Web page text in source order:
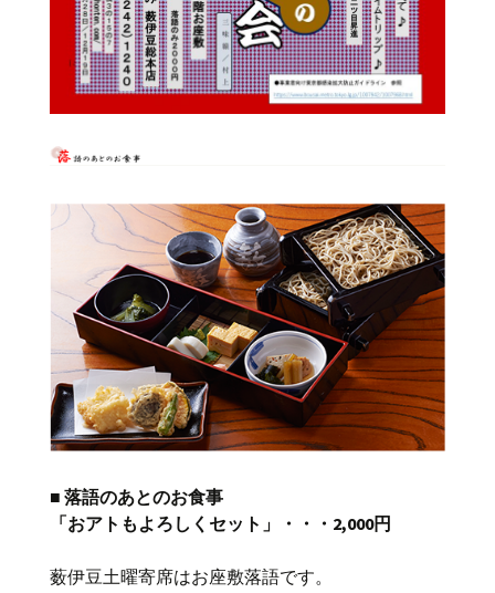
■ 落語のあとのお食事
「おアトもよろしくセット」・・・2,000円
薮伊豆土曜寄席はお座敷落語です。